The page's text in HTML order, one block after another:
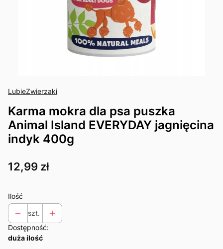
LubieZwierzaki
Karma mokra dla psa puszka
Animal Island EVERYDAY jagnięcina
indyk 400g
Cena
12,99 zł
Ilość
szt.
Dostępność:
duża ilość